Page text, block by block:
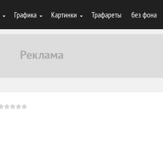
Графика Картинки Трафареты без фона